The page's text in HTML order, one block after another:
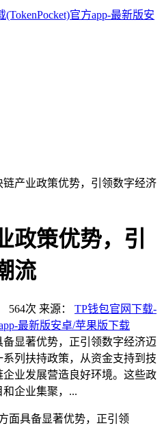
链产业政策优势，引领数字经济
政策优势，引
流
564次 来源： TP钱包官网下载-
最新版安卓/苹果版下载
显著优势，正引领数字经济迈
列扶持政策，从资金支持到技
业发展营造良好环境。这些政
企业集聚，...
面具备显著优势，正引领